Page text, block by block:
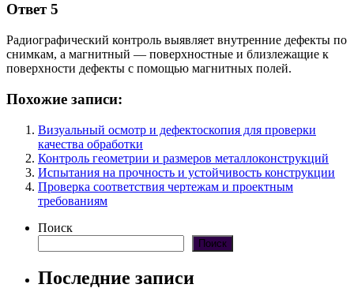
Ответ 5
Радиографический контроль выявляет внутренние дефекты по
снимкам, а магнитный — поверхностные и близлежащие к
поверхности дефекты с помощью магнитных полей.
Похожие записи:
Визуальный осмотр и дефектоскопия для проверки
качества обработки
Контроль геометрии и размеров металлоконструкций
Испытания на прочность и устойчивость конструкции
Проверка соответствия чертежам и проектным
требованиям
Поиск
Поиск
Последние записи